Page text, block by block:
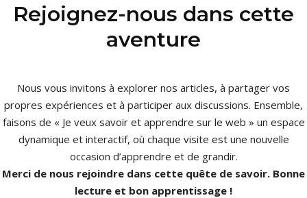
Rejoignez-nous dans cette
aventure
Nous vous invitons à explorer nos articles, à partager vos
propres expériences et à participer aux discussions. Ensemble,
faisons de « Je veux savoir et apprendre sur le web » un espace
dynamique et interactif, où chaque visite est une nouvelle
occasion d’apprendre et de grandir.
Merci de nous rejoindre dans cette quête de savoir. Bonne
lecture et bon apprentissage !